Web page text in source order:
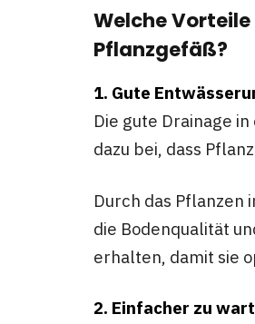
Welche
Pflanzgefäß?
1. Gute
Die gute Drainage
dazu bei, dass
Durch das
die Bodenqualität
erhalten, damit sie
2. Einfacher zu